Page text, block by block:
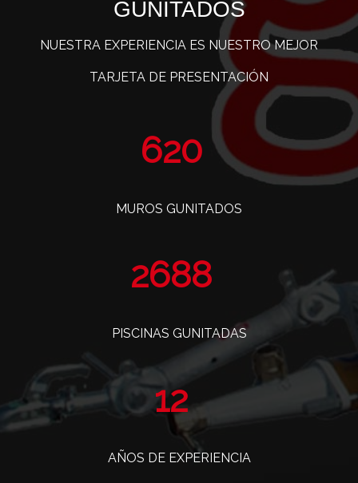
GUNITADOS
NUESTRA EXPERIENCIA ES NUESTRO MEJOR
TARJETA DE PRESENTACIÓN
765
MUROS GUNITADOS
3319
PISCINAS GUNITADAS
14
AÑOS DE EXPERIENCIA